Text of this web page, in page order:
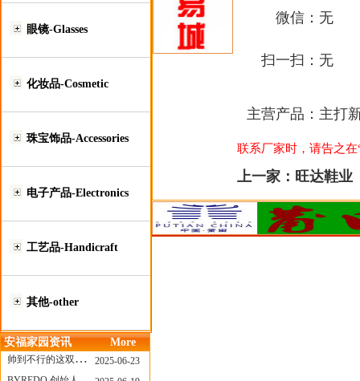
眼镜-Glasses
化妆品-Cosmetic
珠宝饰品-Accessories
电子产品-Electronics
工艺品-Handicraft
其他-other
安福家园资讯 More
帅到不行的这双跑鞋，其实藏着Nike第一位签约跑者的故事
2025-06-23
微信： 无
扫一扫： 无
主营产品： 主打
联系厂家时，请告之
上一家： 旺达鞋业